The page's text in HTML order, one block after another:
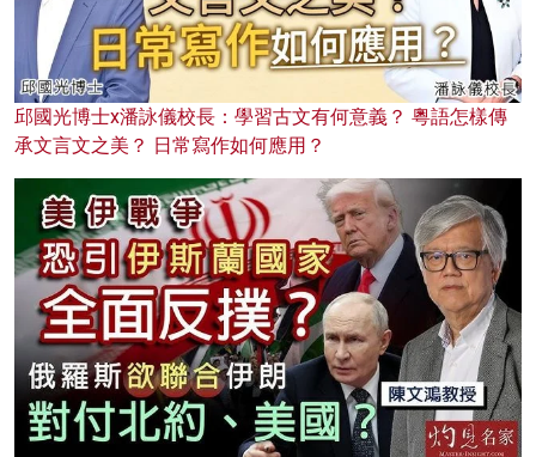
邱國光博士x潘詠儀校長：學習古文有何意義？ 粵語怎樣傳
承文言文之美？ 日常寫作如何應用？